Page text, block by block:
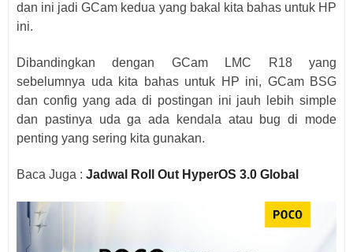
dan ini jadi GCam kedua yang bakal kita bahas untuk HP
ini.
Dibandingkan dengan GCam LMC R18 yang
sebelumnya uda kita bahas untuk HP ini, GCam BSG
dan config yang ada di postingan ini jauh lebih simple
dan pastinya uda ga ada kendala atau bug di mode
penting yang sering kita gunakan.
Baca Juga : Jadwal Roll Out HyperOS 3.0 Global